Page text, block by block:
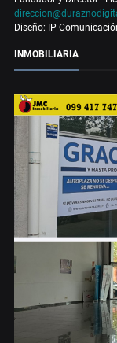
Diseño: IP
INMOBILIARIA